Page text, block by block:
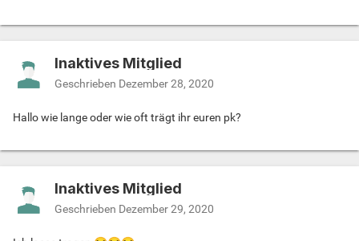
Inaktives Mitglied
Geschrieben Dezember 28, 2020
Hallo wie lange oder wie oft trägt ihr euren pk?
Inaktives Mitglied
Geschrieben Dezember 29, 2020